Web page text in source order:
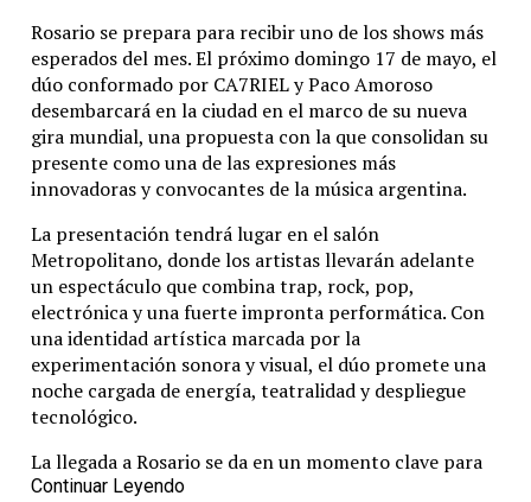
Rosario se prepara para recibir uno de los shows más
esperados del mes. El próximo domingo 17 de mayo, el
dúo conformado por CA7RIELyPaco Amoroso
desembarcará en la ciudad en el marco de su nueva
gira mundial, una propuesta con la que consolidan su
presente como una de las expresiones más
innovadoras y convocantes de la música argentina.
La presentación tendrá lugar en el salón
Metropolitano, donde los artistas llevarán adelante
un espectáculo que combina trap, rock, pop,
electrónica y una fuerte impronta performática. Con
una identidad artística marcada por la
experimentación sonora y visual, el dúo promete una
noche cargada de energía, teatralidad y despliegue
tecnológico.
La llegada a Rosario se da en un momento clave para
ambos músicos, tras el lanzamiento de
Continuar Leyendo